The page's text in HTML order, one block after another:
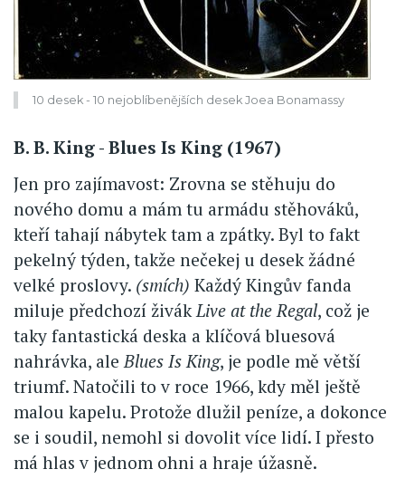
10 desek - 10 nejoblíbenějších desek Joea Bonamassy
B. B. King - Blues Is King (1967)
Jen pro zajímavost: Zrovna se stěhuju do
nového domu a mám tu armádu stěhováků,
kteří tahají nábytek tam a zpátky. Byl to fakt
pekelný týden, takže nečekej u desek žádné
velké proslovy. (smích) Každý Kingův fanda
miluje předchozí živákLive at the Regal, což je
taky fantastická deska a klíčová bluesová
nahrávka, aleBlues Is King, je podle mě větší
triumf. Natočili to v roce 1966, kdy měl ještě
malou kapelu. Protože dlužil peníze, a dokonce
se i soudil, nemohl si dovolit více lidí. I přesto
má hlas v jednom ohni a hraje úžasně.